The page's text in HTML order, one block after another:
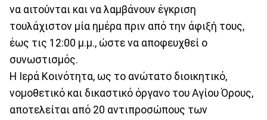
να αιτούνται και να λαμβάνουν έγκριση
τουλάχιστον μία ημέρα πριν από την άφιξή τους,
έως τις 12:00 μ.μ., ώστε να αποφευχθεί ο
συνωστισμός.
Η Ιερά Κοινότητα, ως το ανώτατο διοικητικό,
νομοθετικό και δικαστικό όργανο του Αγίου Όρους,
αποτελείται από 20 αντιπροσώπους των